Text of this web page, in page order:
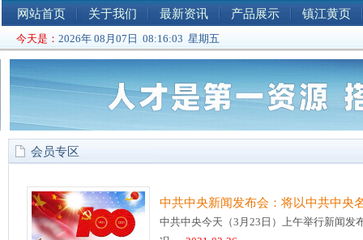
网站首页 关于我们 最新资讯 产品展示 镇江黄页
今天是： 2026年 08月07日 08:16:03 星期五
会员专区
中共中央新闻发布会：将以中共中央
中共中央今天（3月23日）上午举行新闻发